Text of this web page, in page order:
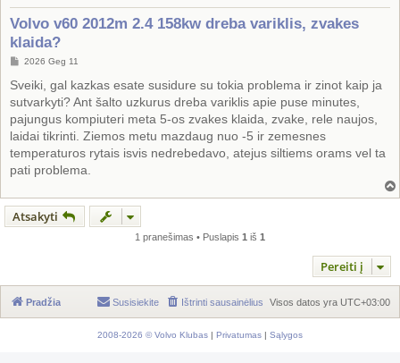
Volvo v60 2012m 2.4 158kw dreba variklis, zvakes
klaida?
S
a
n
d
a
r
t
n
ė
2026 Geg 11
Sveiki, gal kazkas esate susidure su tokia problema ir zinot kaip ja
sutvarkyti? Ant šalto uzkurus dreba variklis apie puse minutes,
pajungus kompiuteri meta 5-os zvakes klaida, zvake, rele naujos,
laidai tikrinti. Ziemos metu mazdaug nuo -5 ir zemesnes
temperaturos rytais isvis nedrebedavo, atejus siltiems orams vel ta
pati problema.
Atsakyti
1 pranešimas • Puslapis 1 iš 1
Pereiti į
Pradžia Visos datos yra UTC+03:00
Ištrinti sausainėlius
Susisiekite
2008-2026 © Volvo Klubas | Privatumas | Sąlygos